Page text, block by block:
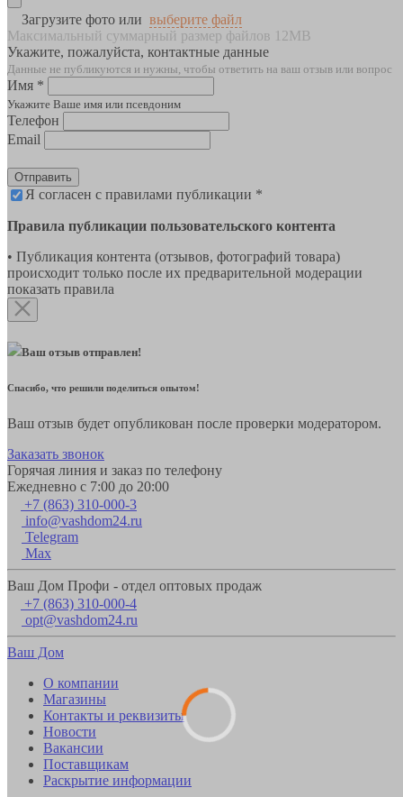
Загрузите фото или выберите файл
Максимальный суммарный размер файлов 12MB
Укажите, пожалуйста, контактные данные
Данные не публикуются и нужны, чтобы ответить на ваш отзыв или вопрос
Имя *
Укажите Ваше имя или псевдоним
Телефон
Email
Отправить
Я согласен с правилами публикации *
Правила публикации пользовательского контента
• Публикация контента (отзывов, фотографий товара)
происходит только после их предварительной модерации
показать правила
Ваш отзыв отправлен!
Спасибо, что решили поделиться опытом!
Ваш отзыв будет опубликован после проверки модератором.
Заказать звонок
Горячая линия и заказ по телефону
Ежедневно с 7:00 до 20:00
+7 (863) 310-000-3
info@vashdom24.ru
Telegram
Max
Ваш Дом Профи - отдел оптовых продаж
+7 (863) 310-000-4
opt@vashdom24.ru
Ваш Дом
О компании
Магазины
Контакты и реквизиты
Новости
Вакансии
Поставщикам
Раскрытие информации